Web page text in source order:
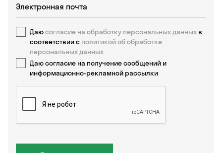
Даюсогласие на обработку персональных данных в
соответствии с политикой об обработке
персональных данных
Даю согласие на получение сообщений и
информационно-рекламной рассылки